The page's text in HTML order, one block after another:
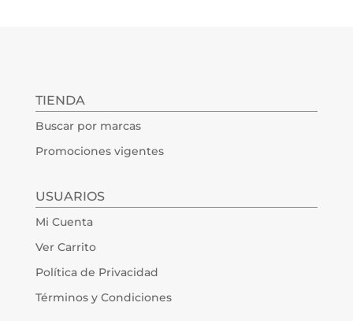
TIENDA
Buscar por marcas
Promociones vigentes
USUARIOS
Mi Cuenta
Ver Carrito
Política de Privacidad
Términos y Condiciones